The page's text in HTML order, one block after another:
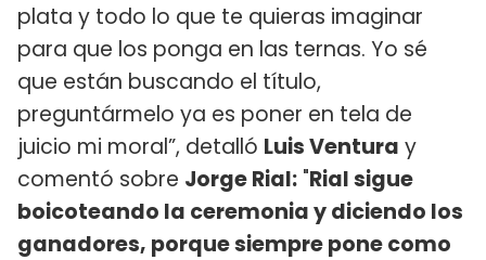
plata y todo lo que te quieras imaginar
para que los ponga en las ternas. Yo sé
que están buscando el título,
preguntármelo ya es poner en tela de
juicio mi moral”, detalló Luis Ventura y
comentó sobre Jorge Rial: "Rial sigue
boicoteando la ceremonia y diciendo los
ganadores, porque siempre pone como